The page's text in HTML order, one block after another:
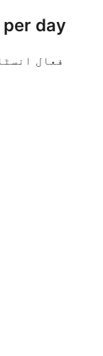
day
فعال